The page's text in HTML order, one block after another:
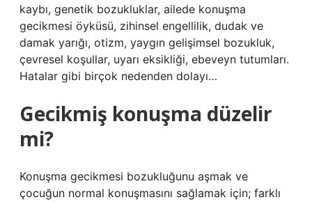
kaybı, genetik bozukluklar, ailede konuşma
gecikmesi öyküsü, zihinsel engellilik, dudak ve
damak yarığı, otizm, yaygın gelişimsel bozukluk,
çevresel koşullar, uyarı eksikliği, ebeveyn tutumları.
Hatalar gibi birçok nedenden dolayı…
Gecikmiş konuşma düzelir
mi?
Konuşma gecikmesi bozukluğunu aşmak ve
çocuğun normal konuşmasını sağlamak için; farklı